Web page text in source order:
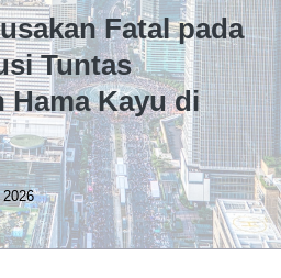
Fatal pada
Tuntas
Hama Kayu di